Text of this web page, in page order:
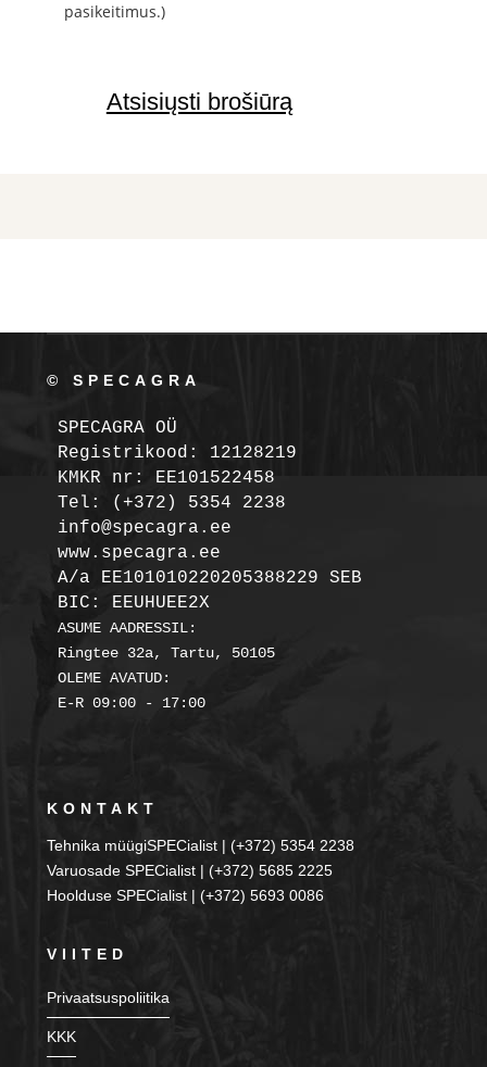
pasikeitimus.)
Atsisiųsti brošiūrą
© SPECAGRA
SPECAGRA OÜ
Registrikood: 12128219
KMKR nr: EE101522458
Tel: (+372) 5354 2238
info@specagra.ee
A/a EE101010220205388229 SEB
BIC: EEUHUEE2X
ASUME AADRESSIL:
Ringtee 32a, Tartu, 50105
OLEME AVATUD:
E-R 09:00 - 17:00
KONTAKT
Tehnika müügiSPECialist | (+372) 5354 2238
Varuosade SPECialist | (+372) 5685 2225
Hoolduse SPECialist | (+372) 5693 0086
VIITED
Privaatsuspoliitika
KKK